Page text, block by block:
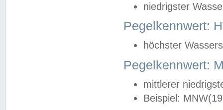
niedrigster
Pegelkennwert:
höchster
Pegelkennwert:
mittlerer
Beispiel: